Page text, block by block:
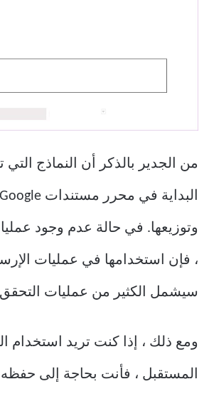
من الجدير بالذكر أن النماذج
وتوزيعها. في حالة عدم وجود
، فإن استخدامها في عمليات
سيشمل الكثير من عمليات التحقق
ومع ذلك ، إذا كنت تريد استخدام
المستقبل ، فأنت بحاجة إلى